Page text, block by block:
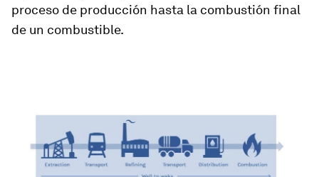
proceso de producción hasta la combustión final
de un combustible.